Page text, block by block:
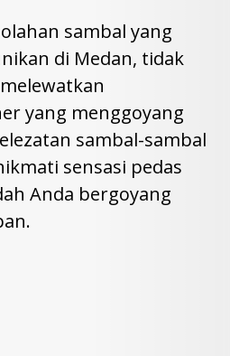
sambal yang
di Medan, tidak
yang menggoyang
sambal-sambal
sensasi pedas
Anda bergoyang